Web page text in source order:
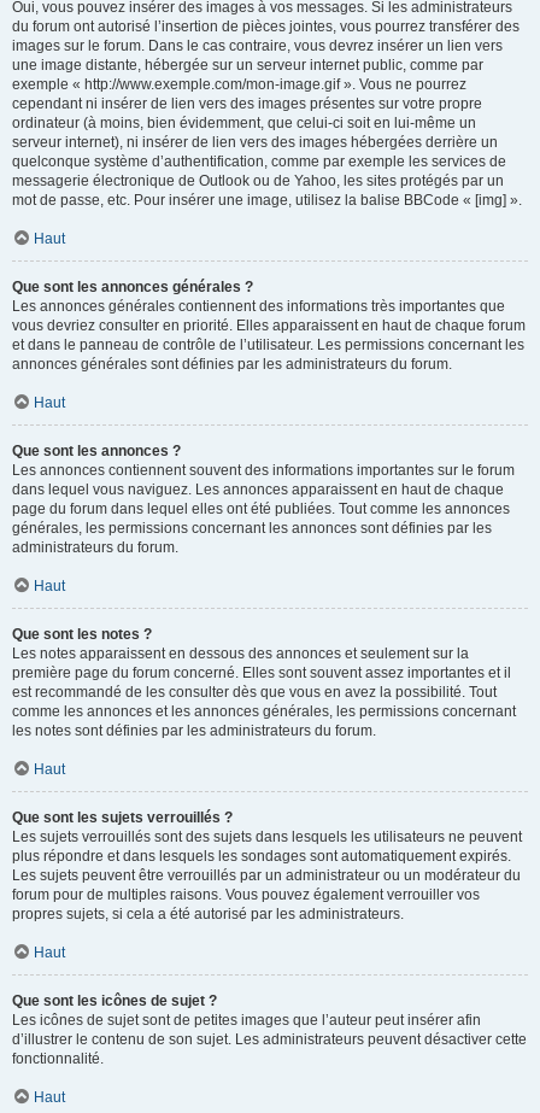
Oui, vous pouvez insérer des images à vos messages. Si les administrateurs
du forum ont autorisé l’insertion de pièces jointes, vous pourrez transférer des
images sur le forum. Dans le cas contraire, vous devrez insérer un lien vers
une image distante, hébergée sur un serveur internet public, comme par
exemple « http://www.exemple.com/mon-image.gif ». Vous ne pourrez
cependant ni insérer de lien vers des images présentes sur votre propre
ordinateur (à moins, bien évidemment, que celui-ci soit en lui-même un
serveur internet), ni insérer de lien vers des images hébergées derrière un
quelconque système d’authentification, comme par exemple les services de
messagerie électronique de Outlook ou de Yahoo, les sites protégés par un
mot de passe, etc. Pour insérer une image, utilisez la balise BBCode « [img] ».
Haut
Que sont les annonces générales ?
Les annonces générales contiennent des informations très importantes que
vous devriez consulter en priorité. Elles apparaissent en haut de chaque forum
et dans le panneau de contrôle de l’utilisateur. Les permissions concernant les
annonces générales sont définies par les administrateurs du forum.
Haut
Que sont les annonces ?
Les annonces contiennent souvent des informations importantes sur le forum
dans lequel vous naviguez. Les annonces apparaissent en haut de chaque
page du forum dans lequel elles ont été publiées. Tout comme les annonces
générales, les permissions concernant les annonces sont définies par les
administrateurs du forum.
Haut
Que sont les notes ?
Les notes apparaissent en dessous des annonces et seulement sur la
première page du forum concerné. Elles sont souvent assez importantes et il
est recommandé de les consulter dès que vous en avez la possibilité. Tout
comme les annonces et les annonces générales, les permissions concernant
les notes sont définies par les administrateurs du forum.
Haut
Que sont les sujets verrouillés ?
Les sujets verrouillés sont des sujets dans lesquels les utilisateurs ne peuvent
plus répondre et dans lesquels les sondages sont automatiquement expirés.
Les sujets peuvent être verrouillés par un administrateur ou un modérateur du
forum pour de multiples raisons. Vous pouvez également verrouiller vos
propres sujets, si cela a été autorisé par les administrateurs.
Haut
Que sont les icônes de sujet ?
Les icônes de sujet sont de petites images que l’auteur peut insérer afin
d’illustrer le contenu de son sujet. Les administrateurs peuvent désactiver cette
fonctionnalité.
Haut